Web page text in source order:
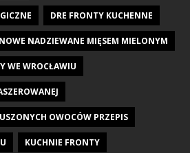
DRE FRONTY KUCHENNE
NADZIEWANE MIĘSEM MIELONYM
WE WROCŁAWIU
OWOCÓW PRZEPIS
KUCHNIE FRONTY